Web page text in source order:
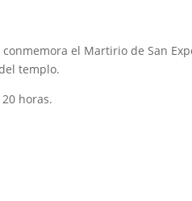
el Martirio de San
templo.
horas.